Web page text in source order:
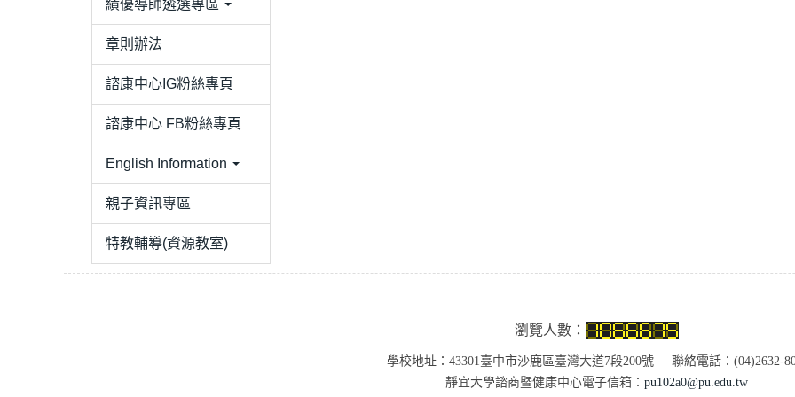
績優導師遴選專區
章則辦法
諮康中心IG粉絲專頁
諮康中心 FB粉絲專頁
English Information
親子資訊專區
特教輔導(資源教室)
瀏覽人數：
學校地址：43301臺中市沙鹿區臺灣大道7段200號 聯絡電話：(04)2632-
靜宜大學諮商暨健康中心電子信箱： pu102a0@pu.edu.tw